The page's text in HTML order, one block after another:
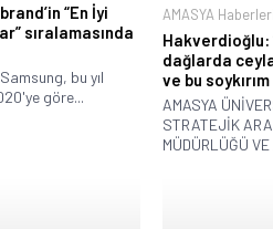
“En İyi
sıralamasında
bu yıl
göre...
AMASYA Haberleri
Hakverdioğlu:
dağlarda
ve bu
AMASYA
STRATEJİK
MÜDÜRLÜĞÜ